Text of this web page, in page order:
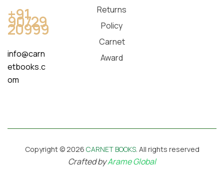
+91
90729
20999
info@carn
etbooks.c
om
Returns
Policy
Carnet
Award
Copyright © 2026 CARNET BOOKS. All rights reserved
Crafted byArame Global